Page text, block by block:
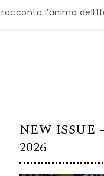
l’anima dell’Italia |
NEW ISSUE
2026